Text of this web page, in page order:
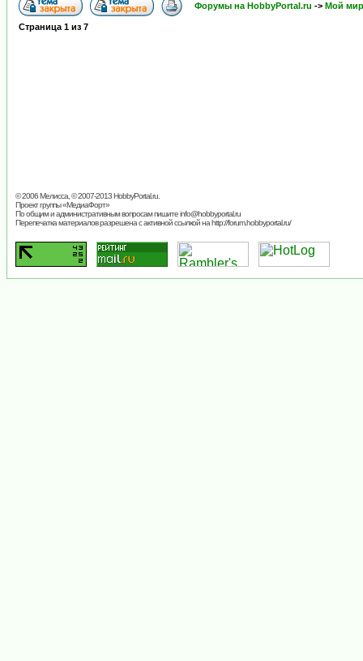
Форумы на HobbyPortal.ru -> Мой мир
Страница 1 из 7
© 2006 Мелисса, © 2007-2013HobbyPortal.ru
Проект группы «МедиаФорт»
По общим и административным вопросам пишитеinfo@hobbyportal.ru
Перепечатка материалов разрешена с активной ссылкой на http://forum.hobbyportal.ru/